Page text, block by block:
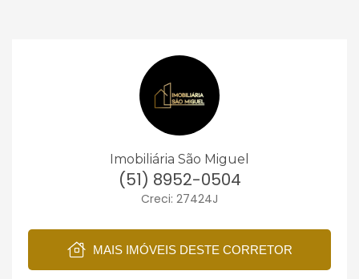
Imobiliária São Miguel
(51) 8952-0504
Creci: 27424J
MAIS IMÓVEIS DESTE CORRETOR